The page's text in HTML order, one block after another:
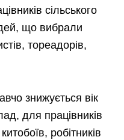
сільського
що вибрали
тореадорів,
знижується вік
для працівників
робітників